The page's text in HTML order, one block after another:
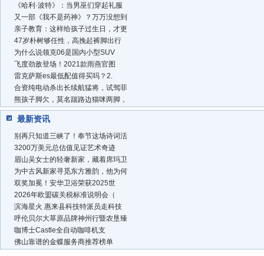
《哈利·波特》：当男巫们穿起礼服
又一部《我不是药神》？万万没想到
亲子教育：这样给孩子过生日，才更
47岁朴树够任性，高挽起裤脚出行
为什么说领克06是国内小型SUV
飞度劲敌登场！2021款雨燕官图
雷克萨斯es最低配值得买吗？2.
合资纯电动杀出长续航猛将，试驾菲
熊孩子脚欠，莫名踹路边猫咪两脚，
最新资讯
别再只知道三峡了！奉节这场诗词活
3200万美元总估值见证艺术奇迹
眉山吴女士的轻奢新家，藏着席玛卫
为中古风新家寻觅东方雅韵，他为何
双奖加冕！安华卫浴荣获2025世
2026年欧盟碳关税标准说明会（
滨海星火 惠来县科技特派员走科技
呼伦贝尔大草原品牌神州行暨农垦臻
咖博士Castle全自动咖啡机支
佛山靠谱的金蝶服务商推荐榜单